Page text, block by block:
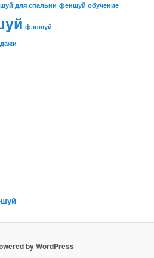
для спальни феншуй обучение
фэншуй
by WordPress